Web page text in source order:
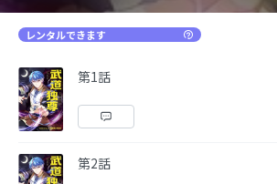
レンタルできます
第1話
第2話